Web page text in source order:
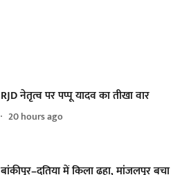
RJD नेतृत्व पर पप्पू यादव का तीखा वार
20 hours ago